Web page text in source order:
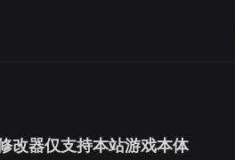
改器仅支持本站游戏本体